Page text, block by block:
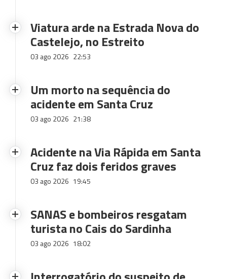
Viatura arde na Estrada Nova do
Castelejo, no Estreito
03 ago 2026 22:53
Um morto na sequência do
acidente em Santa Cruz
03 ago 2026 21:38
Acidente na Via Rápida em Santa
Cruz faz dois feridos graves
03 ago 2026 19:45
SANAS e bombeiros resgatam
turista no Cais do Sardinha
03 ago 2026 18:02